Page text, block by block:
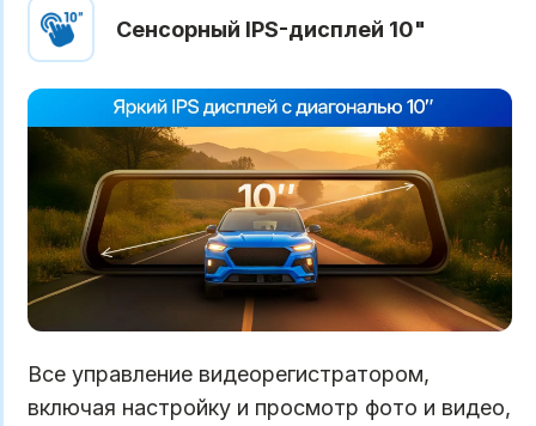
Сенсорный IPS-дисплей 10"
Все управление видеорегистратором,
включая настройку и просмотр фото и видео,